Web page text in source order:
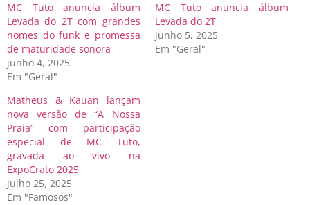
MC Tuto anuncia álbum
Levada do 2T com grandes
nomes do funk e promessa
de maturidade sonora
junho 4, 2025
Em "Geral"
MC Tuto anuncia álbum
Levada do 2T
junho 5, 2025
Em "Geral"
Matheus & Kauan lançam
nova versão de “A Nossa
Praia” com participação
especial de MC Tuto,
gravada ao vivo na
ExpoCrato 2025
julho 25, 2025
Em "Famosos"